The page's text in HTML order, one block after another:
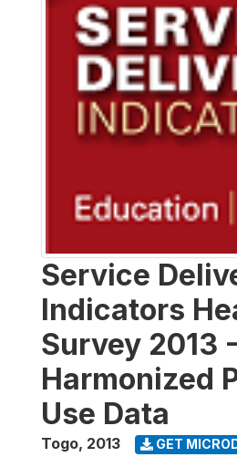
Service
Indicators
Survey 2013 -
Harmonized
Use Data
Togo, 2013 GET